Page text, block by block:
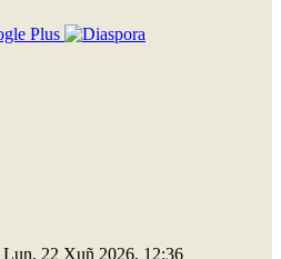
Lun, 22 Xuñ 2026, 12:36